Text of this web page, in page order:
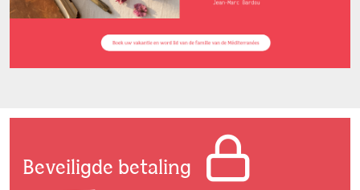
Beveiligde betaling